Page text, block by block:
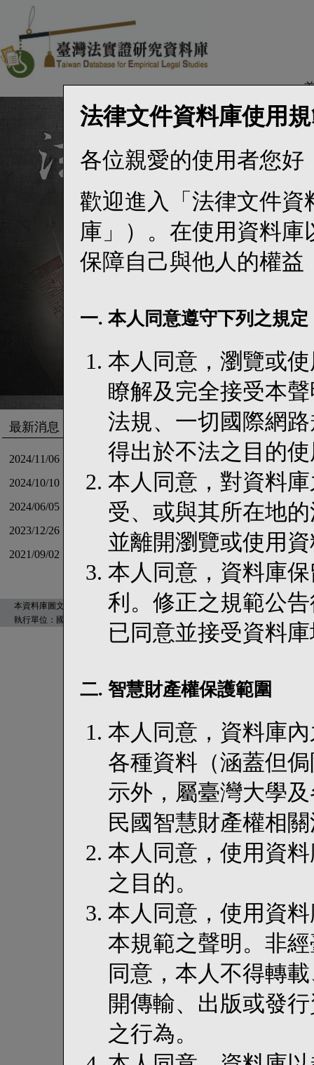
最新消息
2024/11/06 【公告】資料庫「資料檢視」功能補充說明
2024/10/10 【公告】TaDELs 新官網上線囉
2024/06/05 【出刊】基礎法學與人權研究通訊第30期上線！
2023/12/26 《資料更新》「以我的族名呼喚我」訴訟文件上架!!
2021/09/02 【出刊】基礎法學與人權研究通訊第24期上線！
本資料庫圖文版權為國立臺灣大學所有©2008 Taiwan Database for Empirical Legal
執行單位：國立臺灣大學法律學院 Designed by
國立臺灣大學數位人文研究中心
法律文件資料庫使用
各位親愛的使用者您好
歡迎進入「法律文件資
庫」）。在使用資料
保障自己與他人的權益
一. 本人同意遵守下列之規定
本人同意，瀏覽或
瞭解及完全接受本
法規、一切國際網
得出於不法之目的
本人同意，對資料
受、或與其所在地
並離開瀏覽或使用
本人同意，資料庫
利。修正之規範公
已同意並接受資料
二. 智慧財產權保護範圍
本人同意，資料庫
各種資料（涵蓋但
示外，屬臺灣大學
民國智慧財產權相
本人同意，使用資
之目的。
本人同意，使用資
本規範之聲明。非
同意，本人不得轉
開傳輸、出版或發
之行為。